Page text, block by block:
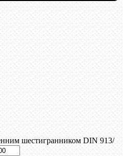
шестигранником DIN 913/